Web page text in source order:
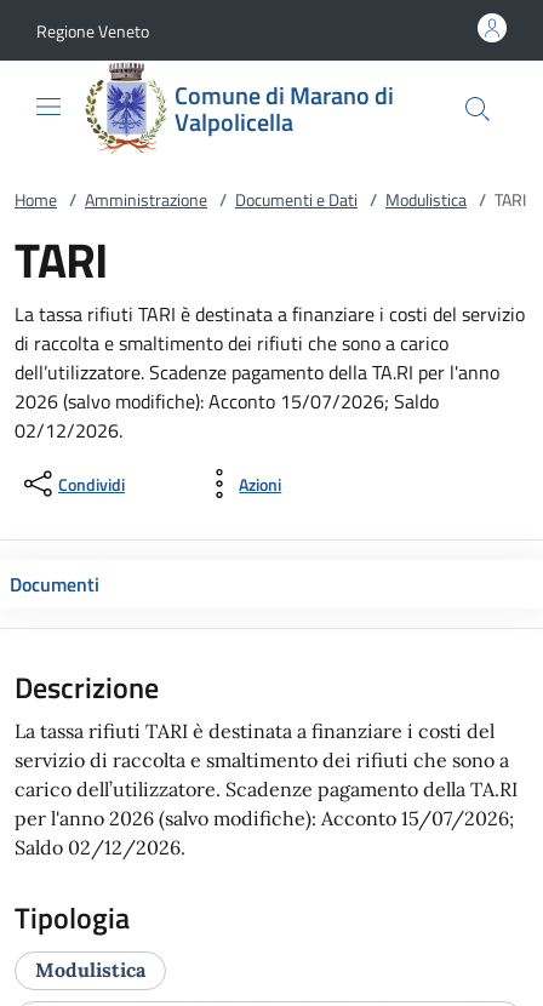
Regione Veneto
Comune di Marano di
Valpolicella
Home / Amministrazione / Documenti e Dati / Modulistica / TARI
TARI
La tassa rifiuti TARI è destinata a finanziare i costi del servizio
di raccolta e smaltimento dei rifiuti che sono a carico
dell’utilizzatore. Scadenze pagamento della TA.RI per l'anno
2026 (salvo modifiche): Acconto 15/07/2026; Saldo
02/12/2026.
Condividi Azioni
Documenti
Descrizione
La tassa rifiuti TARI è destinata a finanziare i costi del
servizio di raccolta e smaltimento dei rifiuti che sono a
carico dell’utilizzatore. Scadenze pagamento della TA.RI
per l'anno 2026 (salvo modifiche): Acconto 15/07/2026;
Saldo 02/12/2026.
Tipologia
Modulistica